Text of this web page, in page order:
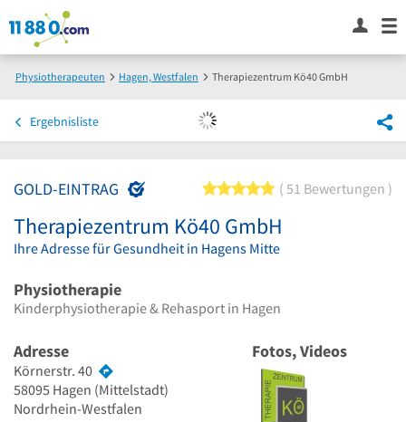
Physiotherapeuten Hagen, Westfalen Therapiezentrum Kö40 GmbH
Ergebnisliste
GOLD-EINTRAG 5 von 5 Sternen
51 Bewertungen
Therapiezentrum Kö40 GmbH
Ihre Adresse für Gesundheit in Hagens Mitte
Physiotherapie
Kinderphysiotherapie & Rehasport in Hagen
Adresse
Körnerstr. 40
58095 Hagen (Mittelstadt)
Nordrhein-Westfalen
Fotos, Videos